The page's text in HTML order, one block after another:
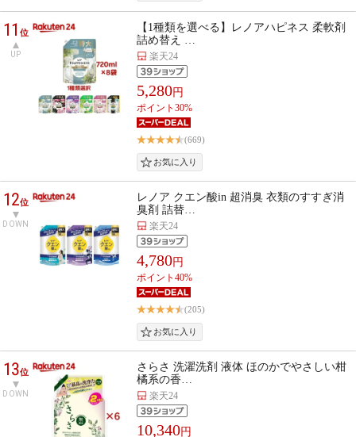
11位
UP
【1種類を選べる】レノアハピネス 柔軟剤
詰め替え …
楽天24
5,280円
ポイント30%
(669)
12位
DOWN
レノア クエン酸in 超消臭 衣類のすすぎ消
臭剤 詰替…
楽天24
4,780円
ポイント40%
(205)
13位
DOWN
さらさ 洗濯洗剤 液体 ほのかでやさしい柑
橘系の香…
楽天24
10,340円